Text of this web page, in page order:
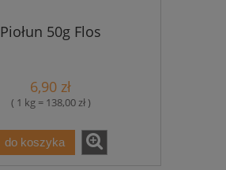
Piołun 50g Flos
6,90 zł
( 1 kg = 138,00 zł )
do koszyka